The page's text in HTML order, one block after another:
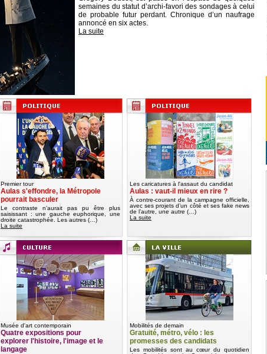
semaines du statut d’archi-favori des sondages à celui
de probable futur perdant. Chronique d’un naufrage
annoncé en six actes.
La suite
Premier tour
Aulas s'effondre, la Métropole
pourrait basculer
Le contraste n’aurait pas pu être plus
saisissant : une gauche euphorique, une
droite catastrophée. Les autres (…)
La suite
Les caricatures à l'assaut du candidat
Aulas : vaut-il mieux en rire ?
À contre-courant de la campagne officielle,
avec ses projets d’un côté et ses fake news
de l’autre, une autre (…)
La suite
Musée d'art contemporain
Quatre expositions pour
explorer l'histoire, l'image et le
langage
Mobilités de demain
Gratuité, métro, vélo : les
promesses des candidats
Les mobilités sont au cœur du quotidien